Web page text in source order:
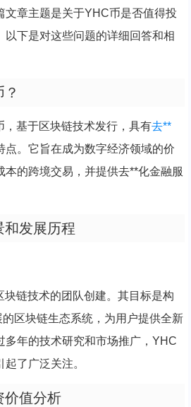
文章主题是关于YHC币是否值得投
以下是对这些问题的详细回答和相
基于区块链技术发行，具有去**
点。它旨在成为数字经济领域的价
本的跨境交易，并提供去**化金融服
和发展历程
链技术的团队创建。其目标是构
区块链生态系统，为用户提供全新
多年的技术研究和市场推广，YHC
了广泛关注。
价值分析